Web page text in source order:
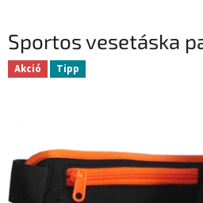
Sportos vesetáska
Akció Tipp